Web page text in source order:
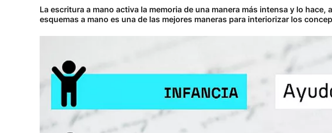
La escritura a mano activa la memoria de una manera más intensa y lo
esquemas a mano es una de las mejores maneras para interiorizar los